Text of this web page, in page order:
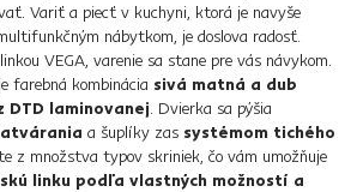
Variť a piecť v kuchyni, ktorá je navyše
nábytkom, je doslova radosť.
VEGA, varenie sa stane pre vás návykom.
farebná kombinácia sivá matná a dub
DTD laminovanej. Dvierka sa pýšia
a šuplíky zas systémom tichého
z množstva typov skriniek, čo vám umožňuje
linku podľa vlastných možností a